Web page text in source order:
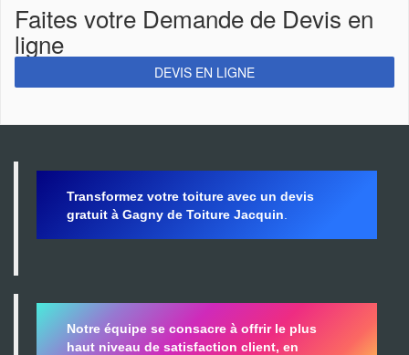
Faites votre Demande de Devis en
ligne
DEVIS EN LIGNE
Transformez votre toiture avec un devis
gratuit à Gagny de Toiture Jacquin
Notre équipe se consacre à offrir le plus
haut niveau de satisfaction client, en